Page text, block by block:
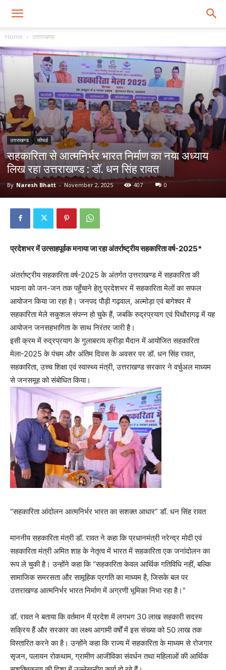
Home उत्तराखण्ड
उत्तराखण्ड फीचर्ड
सहकारिता से आत्मनिर्भर भारत निर्माण का नया अध्याय
लिख रहा उत्तराखण्ड : डॉ. धन सिंह रावत
By Naresh Bhatt - November 2, 2025 407 0
प्रदेशभर में उत्साहपूर्वक मनाया जा रहा अंतर्राष्ट्रीय सहकारिता वर्ष-2025*
अंतर्राष्ट्रीय सहकारिता वर्ष-2025 के अंतर्गत उत्तराखण्ड में सहकारिता की
भावना को जन-जन तक पहुँचाने हेतु प्रदेशभर में सहकारिता मेलों का सफल
आयोजन किया जा रहा है। जनपद पौड़ी गढ़वाल, अल्मोड़ा एवं बागेश्वर में
सहकारिता मेले सकुशल संपन्न हो चुके हैं, जबकि रुद्रप्रयाग एवं पिथौरागढ़ में यह
आयोजन जनसहभागिता के साथ निरंतर जारी है।
इसी क्रम में रुद्रप्रयाग के गुलाबराय क्रीड़ा मैदान में आयोजित सहकारिता
मेला-2025 के पंचम और अंतिम दिवस के अवसर पर डॉ. धन सिंह रावत,
सहकारिता, उच्च शिक्षा एवं स्वास्थ्य मंत्री, उत्तराखण्ड सरकार ने वर्चुअल माध्यम
से जनसमूह को संबोधित किया।
“सहकारिता आंदोलन आत्मनिर्भर भारत का सशक्त आधार” डॉ. धन सिंह रावत
माननीय सहकारिता मंत्री डॉ. रावत ने कहा कि प्रधानमंत्री नरेन्द्र मोदी एवं
सहकारिता मंत्री अमित शाह के नेतृत्व में भारत में सहकारिता एक जनांदोलन का
रूप ले चुकी है। उन्होंने कहा कि “सहकारिता केवल आर्थिक गतिविधि नहीं, बल्कि
सामाजिक समरसता और सामूहिक प्रगति का माध्यम है, जिसके बल पर
उत्तराखण्ड आत्मनिर्भर भारत निर्माण में अग्रणी भूमिका निभा रहा है।”
डॉ. रावत ने बताया कि वर्तमान में प्रदेश में लगभग 30 लाख सहकारी सदस्य
सक्रिय हैं और सरकार का लक्ष्य आगामी वर्षों में इस संख्या को 50 लाख तक
विस्तारित करने का है। उन्होंने कहा कि राज्य में सहकारिता के माध्यम से रोजगार
सृजन, पलायन रोकथाम, ग्रामीण आजीविका संवर्धन तथा महिलाओं की आर्थिक